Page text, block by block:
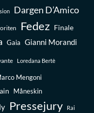
Dargen D’Amico
Fedez Finale
Gaia Gianni Morandi
Loredana Bertè
Mengoni
Måneskin
Pressejury Rai